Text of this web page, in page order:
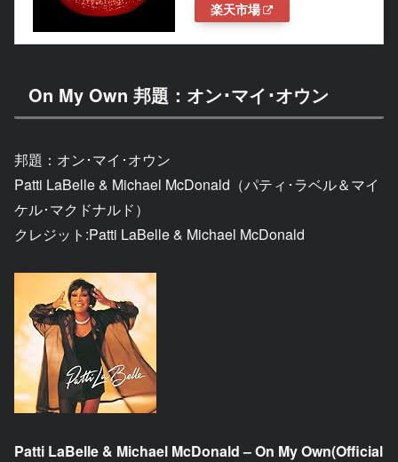
楽天市場
On My Own 邦題：オン･マイ･オウン
邦題：オン･マイ･オウン
Patti LaBelle & Michael McDonald（パティ･ラベル＆マイ
ケル･マクドナルド）
クレジット:Patti LaBelle & Michael McDonald
Patti LaBelle & Michael McDonald – On My Own(Official